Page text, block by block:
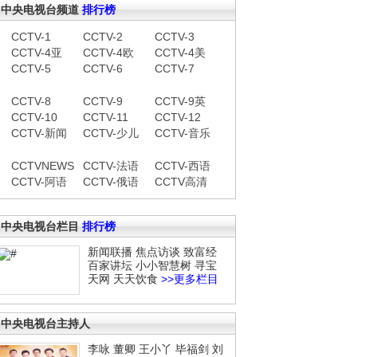
中央电视台频道 排行榜
CCTV-1 CCTV-2
CCTV-3
CCTV-4亚
CCTV-4欧
CCTV-4美
CCTV-5
CCTV-6 CCTV-7
CCTV-8 CCTV-9
CCTV-9英
CCTV-10
CCTV-11
CCTV-12
CCTV-新闻
CCTV-少儿 CCTV-音乐
CCTVNEWS CCTV-法语
CCTV-西语
CCTV-阿语
CCTV-俄语 CCTV高清
中央电视台栏目 排行榜
新闻联播 焦点访谈 致富经
百家讲坛 小小智慧树 寻宝
天网 天天饮食 >>更多栏目
中央电视台主持人
李咏 董卿 王小丫 毕福剑 刘